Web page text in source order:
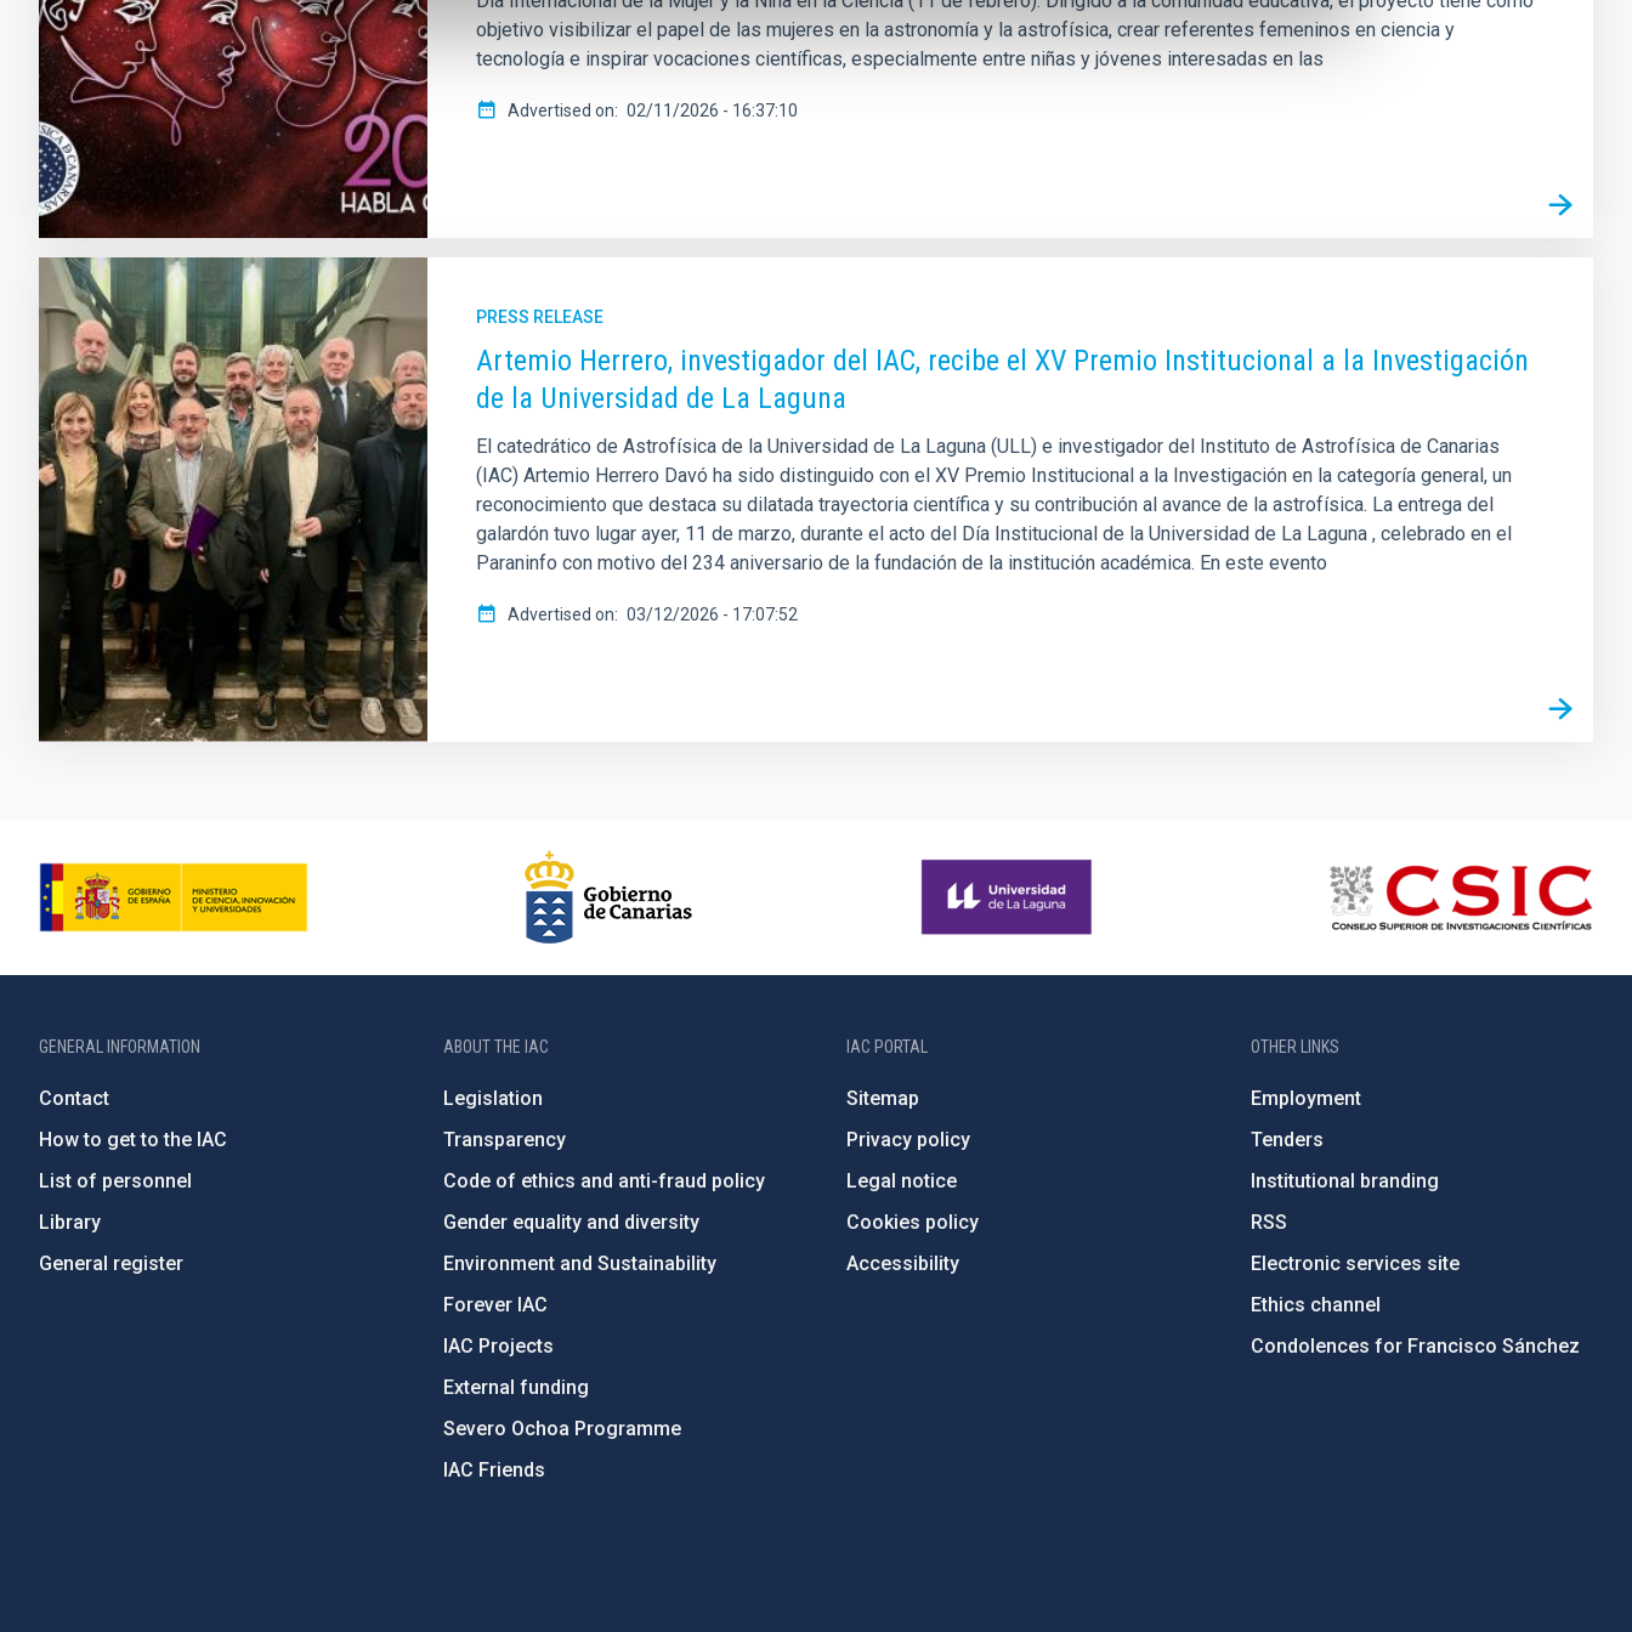
objetivo visibilizar el papel de las mujeres en la astronomía y la astrofísica, crear referentes femeninos en ciencia y
tecnología e inspirar vocaciones científicas, especialmente entre niñas y jóvenes interesadas en las
Advertised on 02/11/2026 - 16:37:10
PRESS RELEASE
Artemio Herrero, investigador del IAC, recibe el XV Premio Institucional a la Investigación
de la Universidad de La Laguna
El catedrático de Astrofísica de la Universidad de La Laguna (ULL) e investigador del Instituto de Astrofísica de Canarias
(IAC) Artemio Herrero Davó ha sido distinguido con el XV Premio Institucional a la Investigación en la categoría general, un
reconocimiento que destaca su dilatada trayectoria científica y su contribución al avance de la astrofísica. La entrega del
galardón tuvo lugar ayer, 11 de marzo, durante el acto del Día Institucional de la Universidad de La Laguna , celebrado en el
Paraninfo con motivo del 234 aniversario de la fundación de la institución académica. En este evento
Advertised on 03/12/2026 - 17:07:52
GENERAL INFORMATION
Contact
How to get to the IAC
List of personnel
Library
General register
ABOUT THE IAC
Legislation
Transparency
Code of ethics and anti-fraud policy
Gender equality and diversity
Environment and Sustainability
Forever IAC
IAC Projects
External funding
Severo Ochoa Programme
IAC Friends
IAC PORTAL
Sitemap
Privacy policy
Legal notice
Cookies policy
Accessibility
OTHER LINKS
Employment
Tenders
Institutional branding
RSS
Electronic services site
Ethics channel
Condolences for Francisco Sánchez